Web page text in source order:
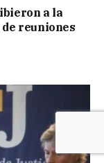
a la
reuniones